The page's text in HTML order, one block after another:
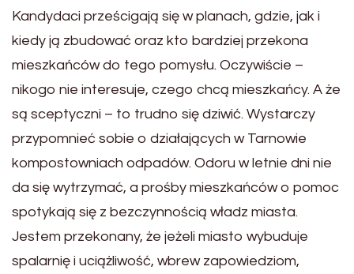
Kandydaci prześcigają się w planach, gdzie, jak i
kiedy ją zbudować oraz kto bardziej przekona
mieszkańców do tego pomysłu. Oczywiście –
nikogo nie interesuje, czego chcą mieszkańcy. A że
są sceptyczni – to trudno się dziwić. Wystarczy
przypomnieć sobie o działających w Tarnowie
kompostowniach odpadów. Odoru w letnie dni nie
da się wytrzymać, a prośby mieszkańców o pomoc
spotykają się z bezczynnością władz miasta.
Jestem przekonany, że jeżeli miasto wybuduje
spalarnię i uciążliwość, wbrew zapowiedziom,